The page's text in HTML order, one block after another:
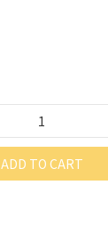
ADD TO CART